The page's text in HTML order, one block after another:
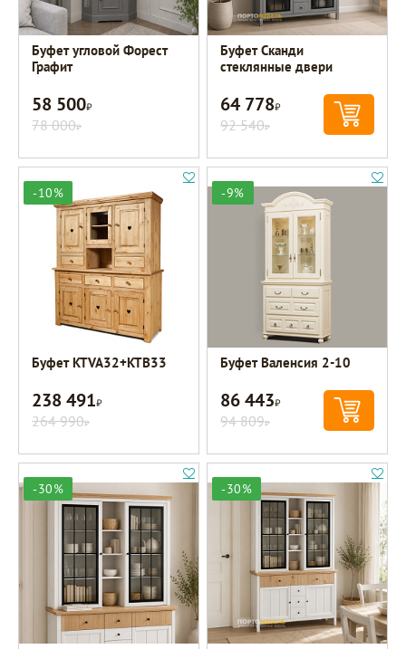
Буфет угловой Форест
Графит
58 500Р
78 000Р
Буфет Сканди
стеклянные двери
64 778Р
92 540Р
-10%
Буфет KTVA32+KTB33
238 491Р
264 990Р
-9%
Буфет Валенсия 2-10
86 443Р
94 809Р
-30% -30%